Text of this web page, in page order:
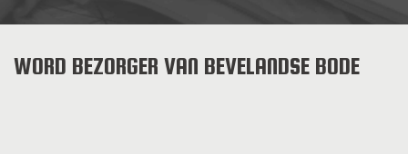
WORD BEZORGER VAN BEVELANDSE BODE